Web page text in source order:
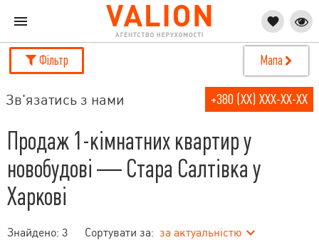
Фільтр Мапа
Зв'язатись з нами +380 (XX) XXX-XX-XX
Продаж 1-кімнатних квартир у
новобудові — Стара Салтівка у
Харкові
Знайдено: 3 Сортувати за: за актуальністю